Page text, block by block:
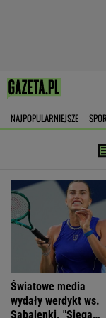
NAJPOPULARNIEJSZE
Światowe media
wydały werdykt ws.
Sabalenki. "Sięga